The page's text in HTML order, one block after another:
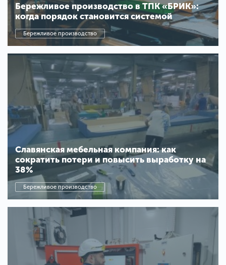
Бережливое производство в ТПК «БРИК»:
когда порядок становится системой
Бережливое производство
Славянская мебельная компания: как
сократить потери и повысить выработку на
38%
Бережливое производство